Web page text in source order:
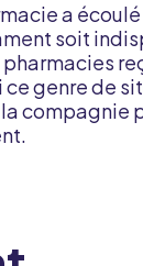
a
soit
pharmacies
genre de
compagnie